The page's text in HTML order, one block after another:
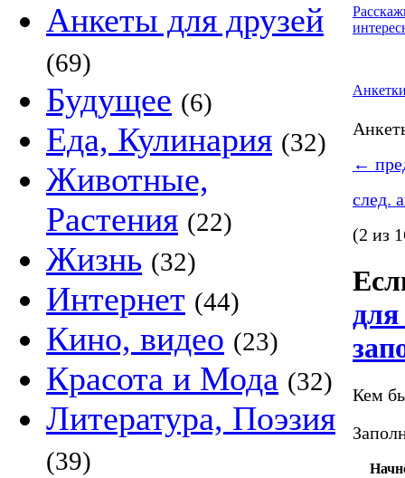
Анкеты для друзей
(69)
Будущее (6)
Еда, Кулинария (32)
Животные,
Растения (22)
Жизнь (32)
Интернет (44)
Кино, видео (23)
Красота и Мода (32)
Литература, Поэзия
(39)
←
след.
(2 из
для
Кем